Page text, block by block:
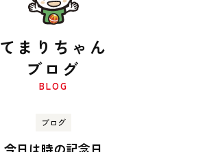
てまりちゃん
ブログ
BLOG
ブログ